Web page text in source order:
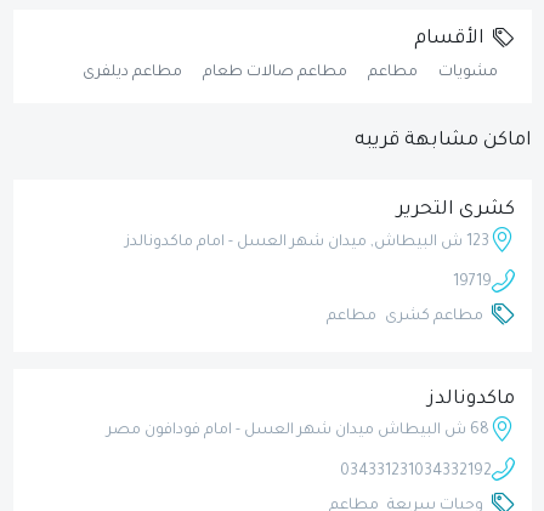
الأقسام
مشويات مطاعم مطاعم صالات طعام مطاعم ديلفرى
اماكن مشابهة قريبه
كشرى التحرير
123 ش البيطاش, ميدان شهر العسل - امام ماكدونالدز
19719
مطاعم كشرى
مطاعم
ماكدونالدز
68 ش البيطاش ميدان شهر العسل - امام فودافون مصر
034332192
034331231
وجبات سريعة مطاعم